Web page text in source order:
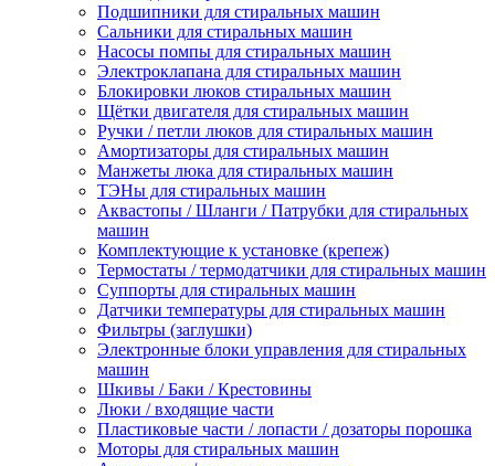
Подшипники для стиральных машин
Сальники для стиральных машин
Насосы помпы для стиральных машин
Электроклапана для стиральных машин
Блокировки люков стиральных машин
Щётки двигателя для стиральных машин
Ручки / петли люков для стиральных машин
Амортизаторы для стиральных машин
Манжеты люка для стиральных машин
ТЭНы для стиральных машин
Аквастопы / Шланги / Патрубки для стиральных
машин
Комплектующие к установке (крепеж)
Термостаты / термодатчики для стиральных машин
Суппорты для стиральных машин
Датчики температуры для стиральных машин
Фильтры (заглушки)
Электронные блоки управления для стиральных
машин
Шкивы / Баки / Крестовины
Люки / входящие части
Пластиковые части / лопасти / дозаторы порошка
Моторы для стиральных машин